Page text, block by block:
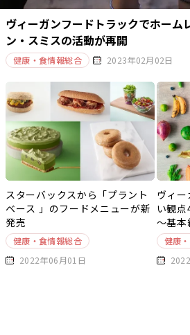
ヴィーガンフードトラックでホーム
ン・スミスの活動が再開
健康・食情報総合 2023年02月02日
スターバックスから「プラント
ベース 」のフードメニューが新
発売
健康・食情報総合
2022年06月01日
ヴィ
い観
～基本
健康